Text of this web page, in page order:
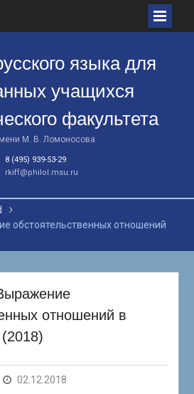
языка для
учащихся
факультета
М. В. Ломоносова
8 (495) 939-53-29
rkiff@philol.msu.ru
обстоятельственных отношений
отношений в
02.12.2018